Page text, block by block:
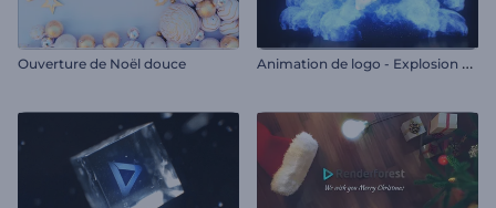
Ouverture de Noël douce A
nimation de logo - Explosion cinématographique